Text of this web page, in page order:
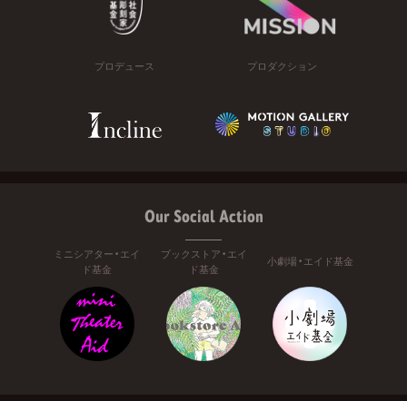
プロデュース プロダクション
Our Social Action
ミニシアター・エイ
ド基金
ブックストア・エイ
ド基金
小劇場・エイド基金